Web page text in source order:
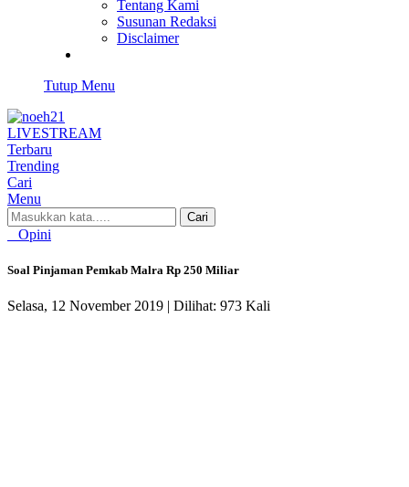
Tentang Kami
Susunan Redaksi
Disclaimer
Tutup Menu
LIVESTREAM
Terbaru
Trending
Cari
Menu
Cari
Opini
Soal Pinjaman Pemkab Malra Rp 250 Miliar
Selasa, 12 November 2019 | Dilihat: 973 Kali